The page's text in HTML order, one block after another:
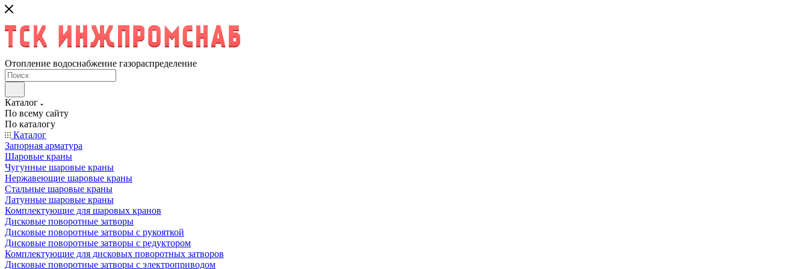
Отопление водоснабжение газораспределение
Каталог
По всему сайту
По каталогу
Каталог
Запорная арматура
Шаровые краны
Чугунные шаровые краны
Нержавеющие шаровые краны
Стальные шаровые краны
Латунные шаровые краны
Комплектующие для шаровых кранов
Дисковые поворотные затворы
Дисковые поворотные затворы с рукояткой
Дисковые поворотные затворы с редуктором
Комплектующие для дисковых поворотных затворов
Дисковые поворотные затворы с электроприводом